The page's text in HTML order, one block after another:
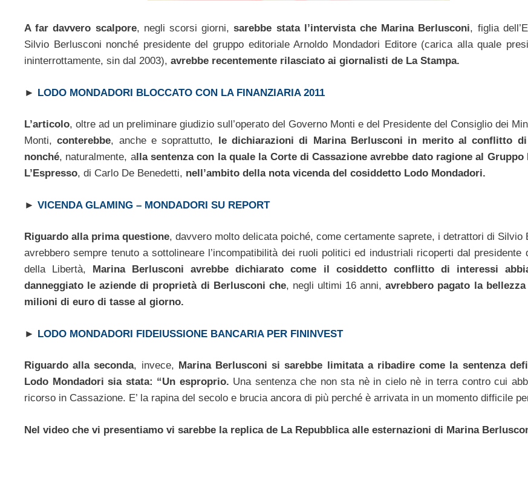
A far davvero scalpore, negli scorsi giorni,sarebbe stata l’intervista che Marina Berlusconi, figlia
Silvio Berlusconi nonché presidente del gruppo editoriale Arnoldo Mondadori Editore (carica alla quale
ininterrottamente, sin dal 2003), avrebbe recentemente rilasciato ai giornalisti de La Stampa.
► LODO MONDADORI BLOCCATO CON LA FINANZIARIA 2011
L’articolo, oltre ad un preliminare giudizio sull’operato del Governo Monti e del Presidente del Consiglio dei
Monti,conterebbe, anche e soprattutto, le dichiarazioni di Marina Berlusconi in merito al conflitto
nonché, naturalmente, alla sentenza con la quale la Corte di Cassazione avrebbe dato ragione al Gruppo
L’Espresso, di Carlo De Benedetti, nell’ambito della nota vicenda del cosiddetto Lodo Mondadori.
► VICENDA GLAMING – MONDADORI SU REPORT
Riguardo alla prima questione, davvero molto delicata poiché, come certamente saprete, i detrattori di Silvio
avrebbero sempre tenuto a sottolineare l’incompatibilità dei ruoli politici ed industriali ricoperti dal presidente
della Libertà, Marina Berlusconi avrebbe dichiarato come il cosiddetto conflitto di interessi
danneggiato le aziende di proprietà di Berlusconi che, negli ultimi 16 anni,avrebbero pagato la
milioni di euro di tasse al giorno.
► LODO MONDADORI FIDEIUSSIONE BANCARIA PER FININVEST
Riguardo alla seconda, invece, Marina Berlusconi si sarebbe limitata a ribadire come la sentenza
Lodo Mondadori sia stata: “Un esproprio. Una sentenza che non sta nè in cielo nè in terra contro cui
ricorso in Cassazione. E’ la rapina del secolo e brucia ancora di più perché è arrivata in un momento difficile
Nel video che vi presentiamo vi sarebbe la replica de La Repubblica alle esternazioni di Marina